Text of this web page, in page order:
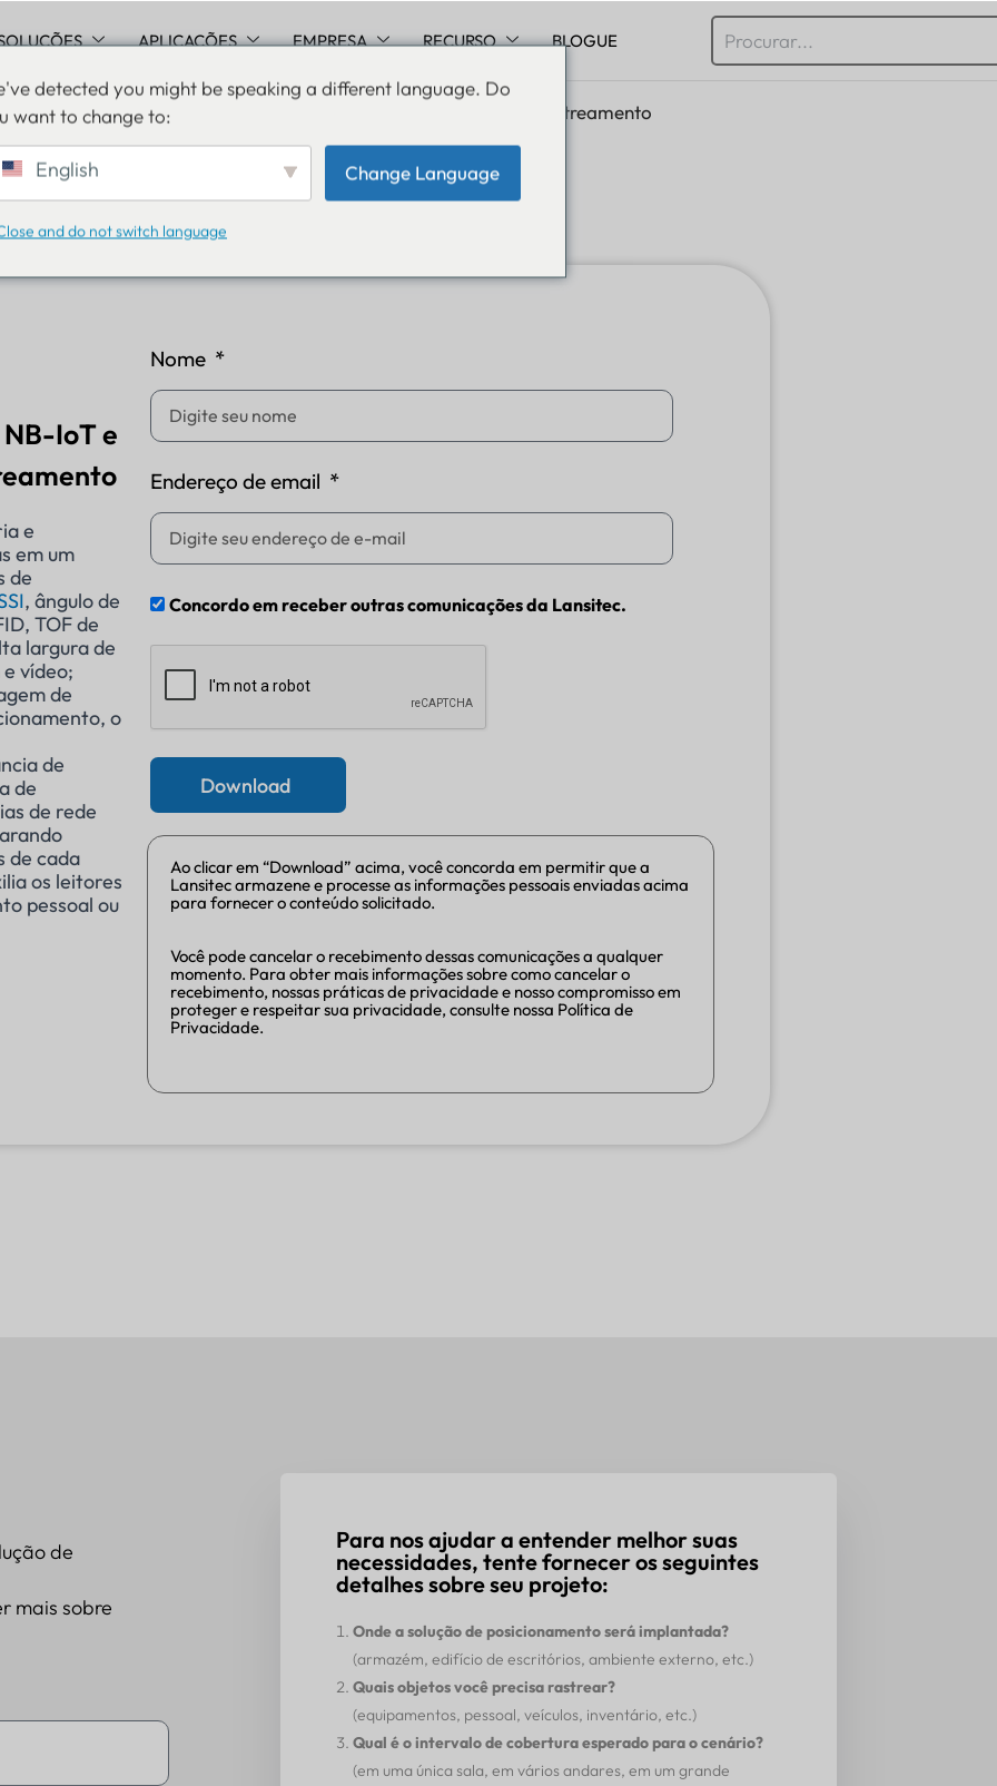
APLICAÇÕES EMPRESA RECURSO BLOGUE
M, LTE-M, CAT-1, NB-IoT e LoRaWAN para um projeto de rastreamento
NB-IoT e
e
em um
de
, ângulo de
TOF de
largura de
vídeo;
de
o
de
de
de rede
de cada
os leitores
pessoal ou
Nome
Endereço de email
Concordo em receber outras comunicações da Lansitec.
Download
Ao clicar em “Download” acima, você concorda em permitir que a
Lansitec armazene e processe as informações pessoais enviadas acima
para fornecer o conteúdo solicitado.
Você pode cancelar o recebimento dessas comunicações a qualquer
momento. Para obter mais informações sobre como cancelar o
recebimento, nossas práticas de privacidade e nosso compromisso em
proteger e respeitar sua privacidade, consulte nossa Política de
Privacidade.
de
mais sobre
Para nos ajudar a entender melhor suas
necessidades, tente fornecer os seguintes
detalhes sobre seu projeto:
Onde a solução de posicionamento será implantada?
(armazém, edifício de escritórios, ambiente externo, etc.)
Quais objetos você precisa rastrear?
(equipamentos, pessoal, veículos, inventário, etc.)
Qual é o intervalo de cobertura esperado para o cenário?
(em uma única sala, em vários andares, em um grande
detected you might be speaking a different language. Do
want to change to:
English Change Language
and do not switch language